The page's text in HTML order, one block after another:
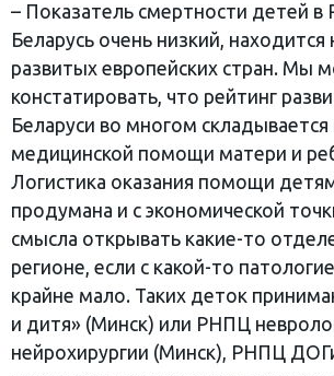
– Показатель смертности детей в
Беларусь очень низкий, находится
развитых европейских стран. Мы
констатировать, что рейтинг
Беларуси во многом складывается
медицинской помощи матери и
Логистика оказания помощи
продумана и с экономической
смысла открывать какие-то
регионе, если с какой-то
крайне мало. Таких деток
и дитя» (Минск) или РНПЦ
нейрохирургии (Минск), РНПЦ